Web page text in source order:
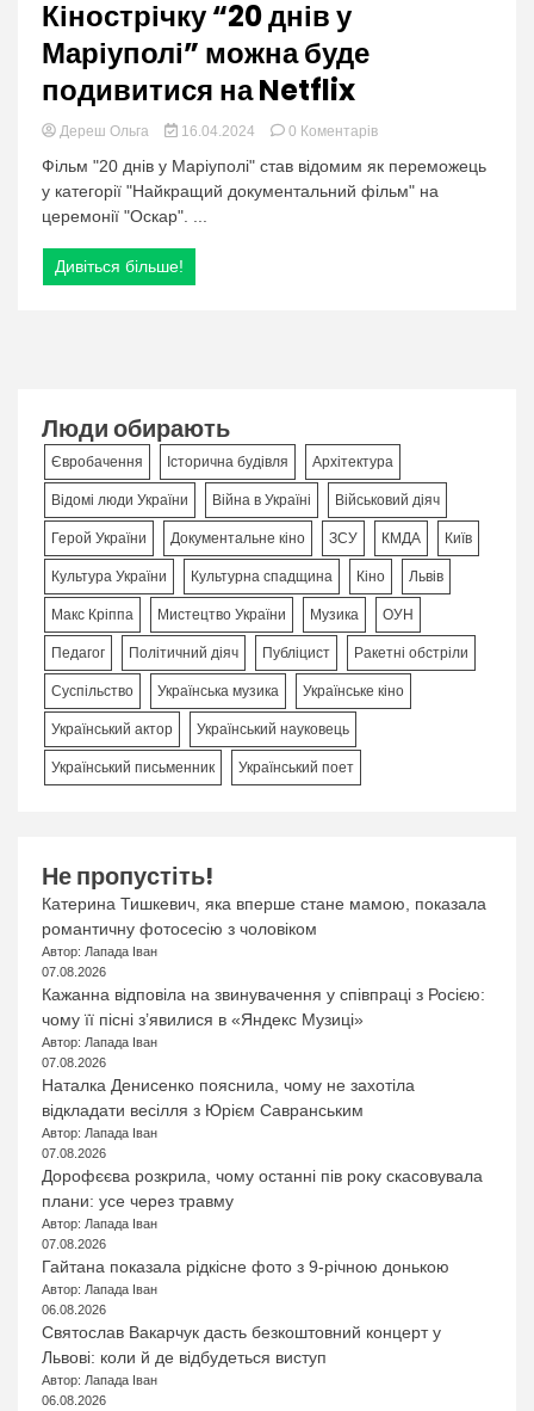
Кінострічку “20 днів у
Маріуполі” можна буде
подивитися на Netflix
Дереш Ольга 16.04.2024 0 Коментарівв
Кінострічку
“20
Фільм "20 днів у Маріуполі" став відомим як переможець
у категорії "Найкращий документальний фільм" на
церемонії "Оскар". ...
Дивіться більше!
Люди обирають
Євробачення Історична будівля Архітектура
Відомі люди України Війна в Україні Військовий діяч
Герой України Документальне кіно ЗСУ КМДА Київ
Культура України Культурна спадщина Кіно Львів
Макс Кріппа Мистецтво України Музика ОУН
Педагог Політичний діяч Публіцист Ракетні обстріли
Суспільство Українська музика Українське кіно
Український актор Український науковець
Український письменник Український поет
Не пропустіть!
Катерина Тишкевич, яка вперше стане мамою, показала
романтичну фотосесію з чоловіком
Автор: Лапада Іван
07.08.2026
Кажанна відповіла на звинувачення у співпраці з Росією:
чому її пісні з’явилися в «Яндекс Музиці»
Автор: Лапада Іван
07.08.2026
Наталка Денисенко пояснила, чому не захотіла
відкладати весілля з Юрієм Савранським
Автор: Лапада Іван
07.08.2026
Дорофєєва розкрила, чому останні пів року скасовувала
плани: усе через травму
Автор: Лапада Іван
07.08.2026
Гайтана показала рідкісне фото з 9-річною донькою
Автор: Лапада Іван
06.08.2026
Святослав Вакарчук дасть безкоштовний концерт у
Львові: коли й де відбудеться виступ
Автор: Лапада Іван
06.08.2026